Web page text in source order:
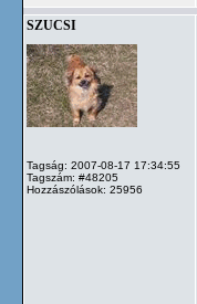
SZUCSI
Tagság: 2007-08-17 17:34:55
Tagszám: #48205
Hozzászólások: 25956